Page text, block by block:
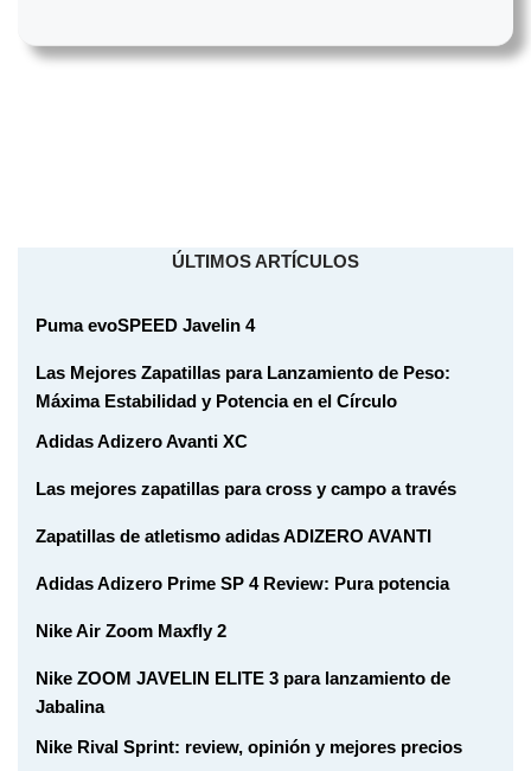
ÚLTIMOS ARTÍCULOS
Puma evoSPEED Javelin 4
Las Mejores Zapatillas para Lanzamiento de Peso:
Máxima Estabilidad y Potencia en el Círculo
Adidas Adizero Avanti XC
Las mejores zapatillas para cross y campo a través
Zapatillas de atletismo adidas ADIZERO AVANTI
Adidas Adizero Prime SP 4 Review: Pura potencia
Nike Air Zoom Maxfly 2
Nike ZOOM JAVELIN ELITE 3 para lanzamiento de
Jabalina
Nike Rival Sprint: review, opinión y mejores precios